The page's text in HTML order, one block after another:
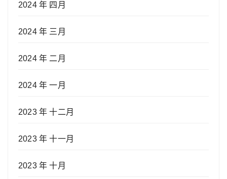
2024 年 四月
2024 年 三月
2024 年 二月
2024 年 一月
2023 年 十二月
2023 年 十一月
2023 年 十月